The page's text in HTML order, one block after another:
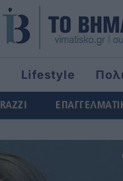
Lifestyle